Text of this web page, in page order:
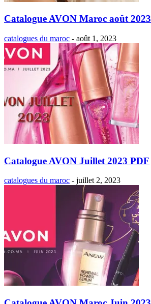
Catalogue AVON Maroc août 2023
catalogues du maroc - août 1, 2023
Catalogue AVON Juillet 2023 PDF
catalogues du maroc - juillet 2, 2023